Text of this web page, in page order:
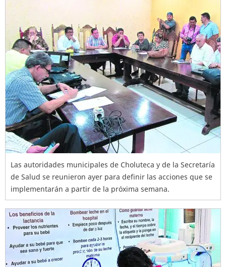
Las autoridades municipales de Choluteca y de la Secretaría
de Salud se reunieron ayer para definir las acciones que se
implementarán a partir de la próxima semana.